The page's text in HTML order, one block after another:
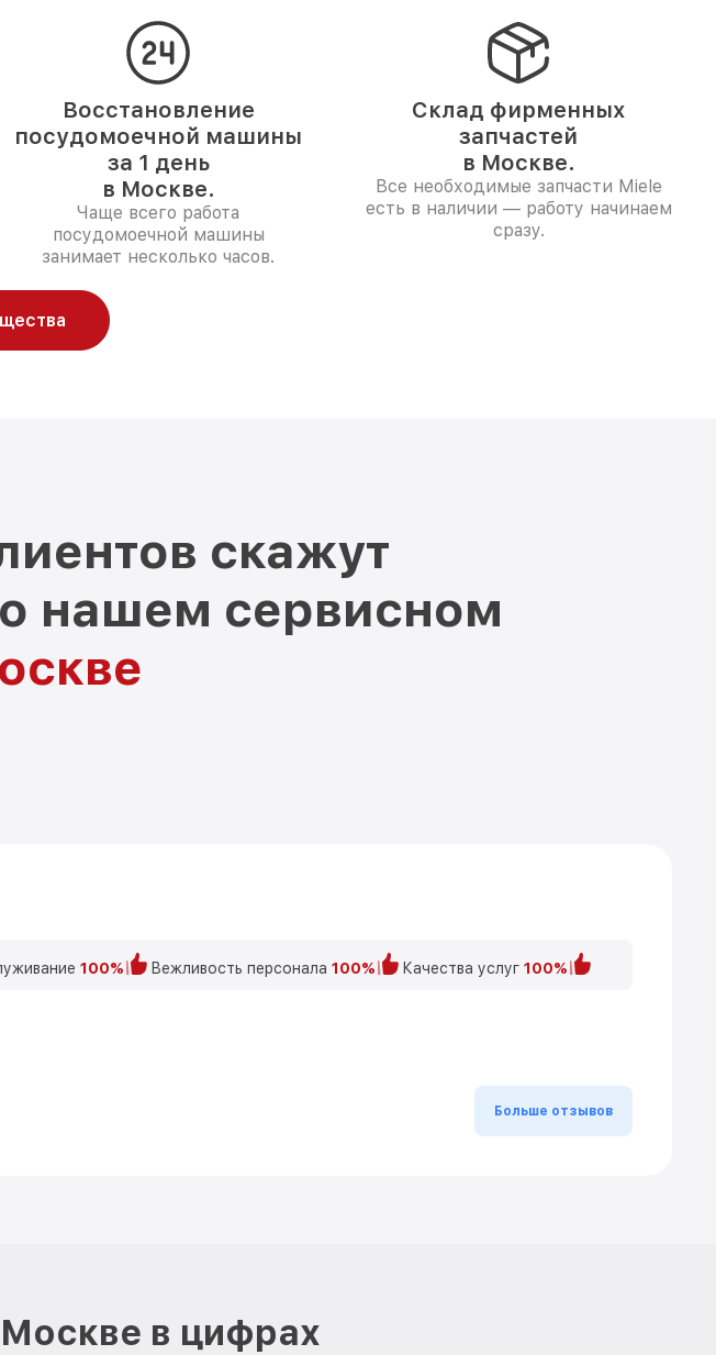
Восстановление
посудомоечной машины
за 1 день
в Москве.
Чаще всего работа
посудомоечной машины
занимает несколько часов.
Склад фирменных
запчастей
в Москве.
Все необходимые запчасти Miele
есть в наличии — работу начинаем
сразу.
скажут
нашем сервисном
100% Вежливость персонала 100% Качества услуг 100%
Больше отзывов
в цифрах